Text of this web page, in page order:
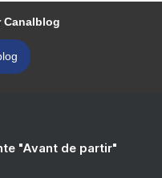
Canalblog
"Avant de partir"